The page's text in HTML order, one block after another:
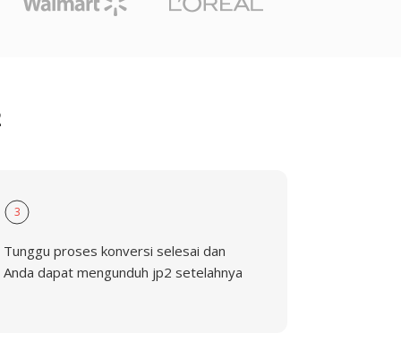
3
Tunggu proses konversi selesai dan
Anda dapat mengunduh jp2 setelahnya